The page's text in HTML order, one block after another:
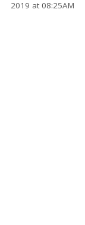
2019 at 08:25AM